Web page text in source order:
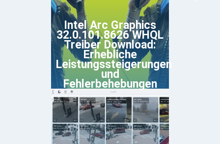
Intel Arc Graphics
32.0.101.8626 WHQL
Treiber Download:
Erhebliche
Leistungssteigerungen
und
Fehlerbehebungen